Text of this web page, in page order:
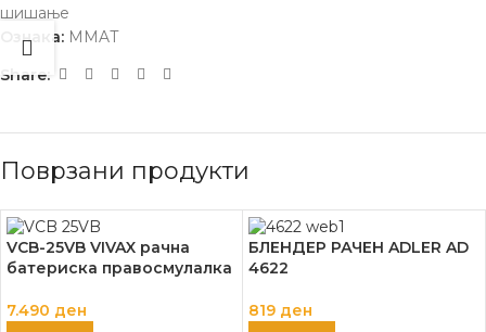
шишање
Ознака: MMAT
Share:
Поврзани продукти
VCB-25VB VIVAX рачна
батериска правосмулалка
7.490 ден
БЛЕНДЕР РАЧЕН ADLER AD
4622
819 ден